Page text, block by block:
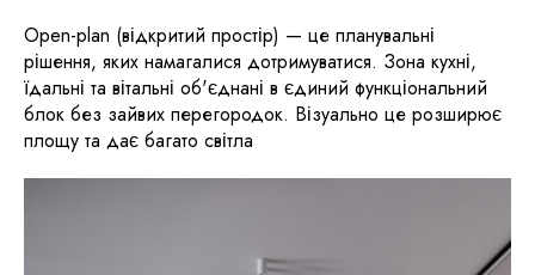
Open-plan (відкритий простір) — це планувальні
рішення, яких намагалися дотримуватися. Зона кухні,
їдальні та вітальні об'єднані в єдиний функціональний
блок без зайвих перегородок. Візуально це розширює
площу та дає багато світла